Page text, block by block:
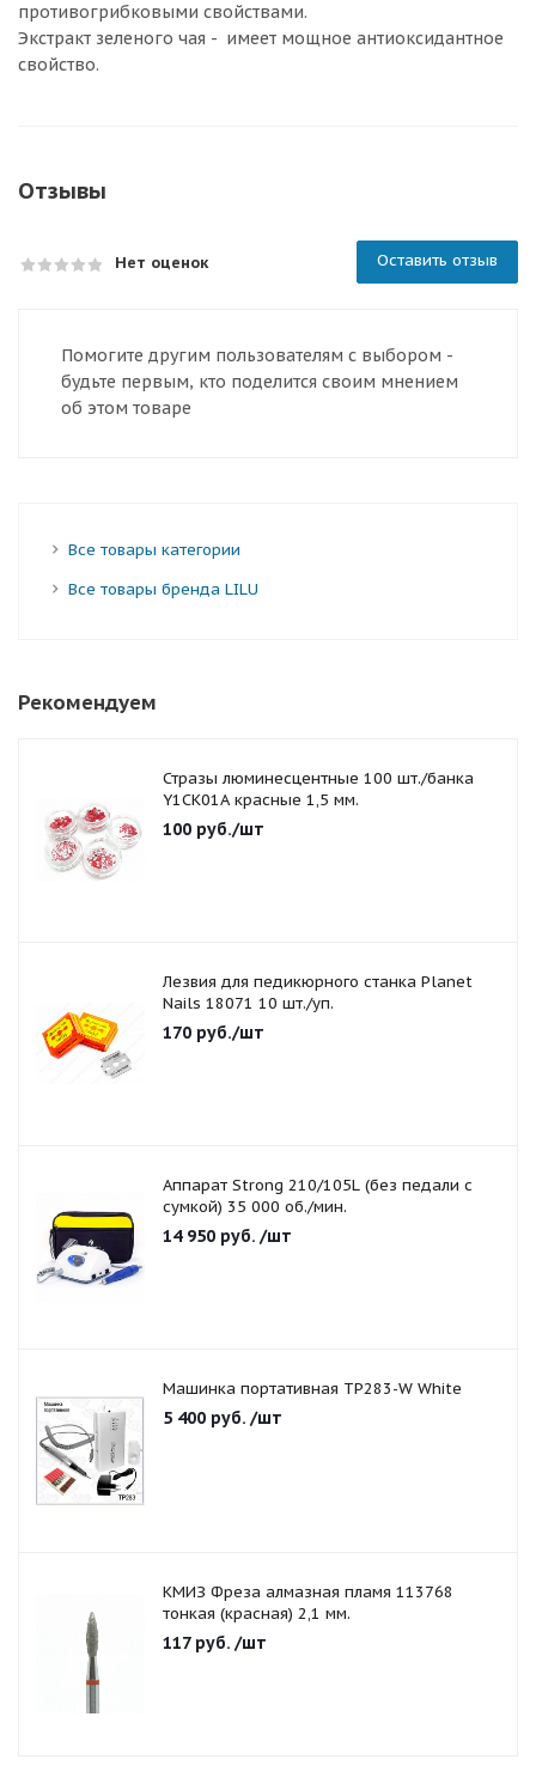
противогрибковыми свойствами.
Экстракт зеленого чая - имеет мощное антиоксидантное
свойство.
Отзывы
Нет оценок Оставить отзыв
Помогите другим пользователям с выбором -
будьте первым, кто поделится своим мнением
об этом товаре
Все товары категории
Все товары бренда LILU
Рекомендуем
Стразы люминесцентные 100 шт./банка
Y1CK01A красные 1,5 мм.
100 руб./шт
Лезвия для педикюрного станка Planet
Nails 18071 10 шт./уп.
170 руб./шт
Аппарат Strong 210/105L (без педали с
сумкой) 35 000 об./мин.
14 950 руб. /шт
Машинка портативная TP283-W White
5 400 руб. /шт
КМИЗ Фреза алмазная пламя 113768
тонкая (красная) 2,1 мм.
117руб. /шт